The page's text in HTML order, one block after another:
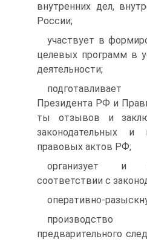
внутренних дел,
России;
участвует в
целевых программ в
деятельности;
Президента РФ и
ты отзывов и
законодательных и
правовых актов РФ;
организует и
соответствии с
оперативно-
предварительного